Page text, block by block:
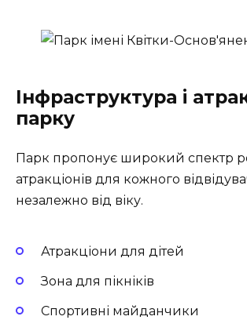
Інфраструктура і
парку
Парк пропонує широкий спектр
атракціонів для кожного
незалежно від віку.
Атракціони для дітей
Зона для пікніків
Спортивні майданчики